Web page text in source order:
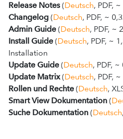
Release Notes(Deutsch, PDF,
Changelog(Deutsch, PDF, ~
Admin Guide(Deutsch, PDF, ~
Install Guide(Deutsch, PDF, ~
Installation
Update Guide(Deutsch, PDF, ~
Update Matrix(Deutsch, PDF,
Rollen und Rechte(Deutsch,
Smart View Dokumentation(
Suche Dokumentation(Deutsch